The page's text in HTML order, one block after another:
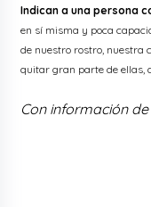
Indican a una persona
en sí misma y poca
de nuestro rostro, nuestra
quitar gran parte de ellas,
Con información